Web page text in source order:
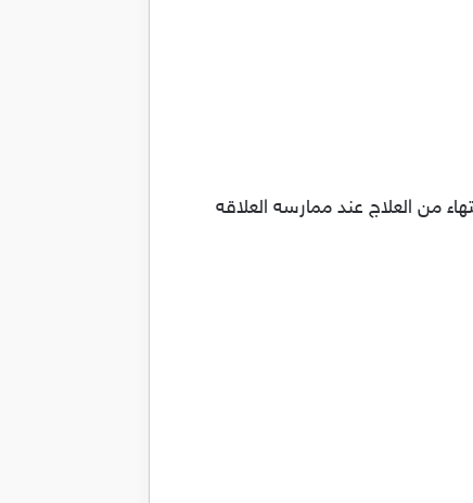
من العلاج عند ممارسه العلاقه